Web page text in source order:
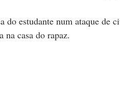
do estudante num ataque de
na casa do rapaz.